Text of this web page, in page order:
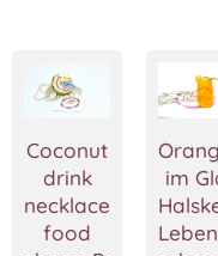
Coconut
drink
necklace,Miniature
food
im